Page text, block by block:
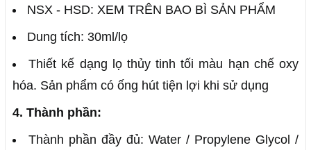
NSX - HSD: XEM TRÊN BAO BÌ SẢN PHẨM
Dung tích: 30ml/lọ
Thiết kế dạng lọ thủy tinh tối màu hạn chế oxy
hóa. Sản phẩm có ống hút tiện lợi khi sử dụng
4. Thành phần:
Thành phần đầy đủ: Water / Propylene Glycol /